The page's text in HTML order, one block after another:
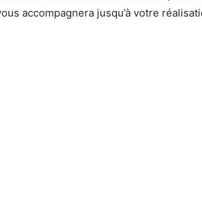
accompagnera jusqu’à votre